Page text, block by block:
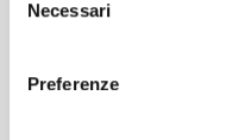
delNecessari
Preferenze
Encuentra el punto